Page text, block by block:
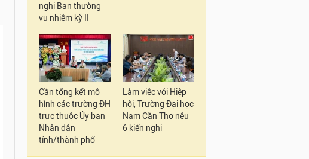
nghị Ban thường
vụ nhiệm kỳ II
Cần tổng kết mô
hình các trường ĐH
trực thuộc Ủy ban
Nhân dân
tỉnh/thành phố
Làm việc với Hiệp
hội, Trường Đại học
Nam Cần Thơ nêu
6 kiến nghị